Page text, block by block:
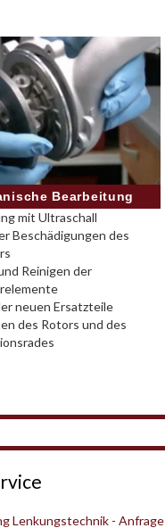
Bearbeitung
mit Ultraschall
Beschädigungen des
Reinigen der
neuen Ersatzteile
des Rotors und des
Lenkungstechnik - Anfrage